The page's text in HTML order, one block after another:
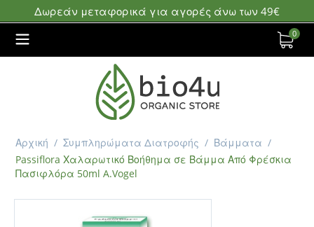
Δωρεάν μεταφορικά για αγορές άνω των 49€
0
Αρχική / Συμπληρώματα Διατροφής / Βάμματα /
Passiflora Χαλαρωτικό Βοήθημα σε Βάμμα Από Φρέσκια
Πασιφλόρα 50ml A.Vogel